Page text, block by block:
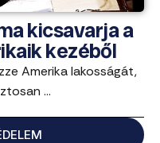
kicsavarja a
kezéből
Amerika lakosságát,
...